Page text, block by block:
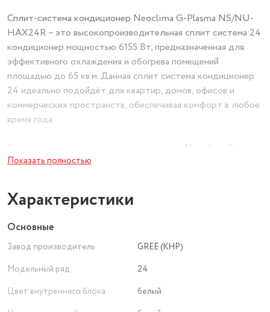
Сплит-система кондиционер Neoclima G-Plasma NS/NU-
HAX24R – это высокопроизводительная сплит система 24
кондиционер мощностью 6155 Вт, предназначенная для
эффективного охлаждения и обогрева помещений
площадью до 65 кв.м. Данная сплит система кондиционер
24 идеально подойдёт для квартир, домов, офисов и
коммерческих пространств, обеспечивая комфорт в любое
время года.
Ключевые преимущества сплит-системы Neoclima G-
Plasma 24:
заданной температуры даже в помещениях до 65 м².
• Технология G-Plasma – встроенный ионизатор
эффективно очищает воздух от пыли, аллергенов, вирусов
• Кондиционер сплит настенный с высоким классом
энергоэффективности A – экономия электроэнергии без
• Тихая работа (24 дБ) – сплит система кондиционер
работает практически бесшумно, что особенно важно для
Показать полностью
Характеристики
Основные
Завод производитель
GREE (КНР)
Модельный ряд
24
Цвет внутреннего блока
белый